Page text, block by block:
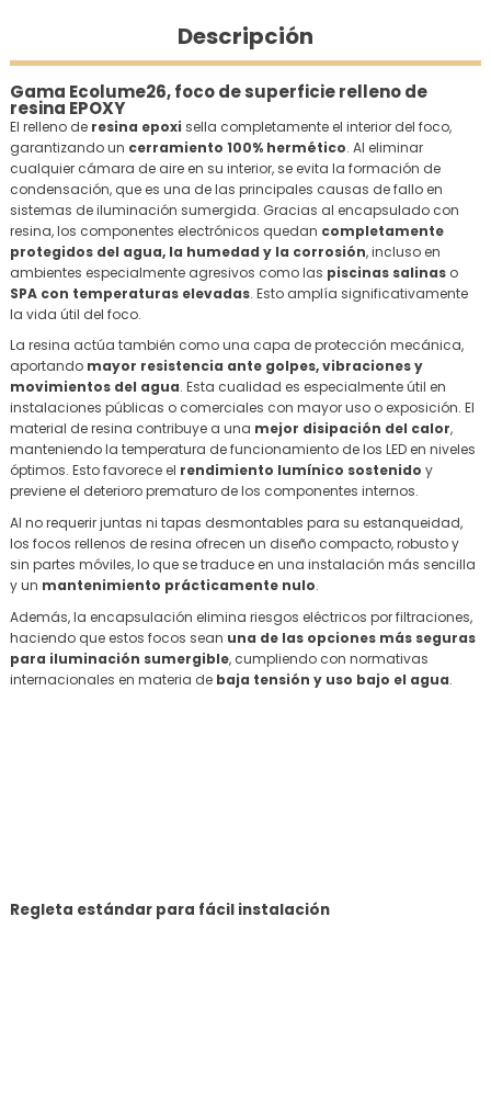
Descripción
Gama Ecolume26, foco de superficie relleno de
resina EPOXY
El relleno de resina epoxi sella completamente el interior del foco,
garantizando un cerramiento 100% hermético. Al eliminar
cualquier cámara de aire en su interior, se evita la formación de
condensación, que es una de las principales causas de fallo en
sistemas de iluminación sumergida. Gracias al encapsulado con
resina, los componentes electrónicos quedan completamente
protegidos del agua, la humedad y la corrosión, incluso en
ambientes especialmente agresivos como las piscinas salinas o
SPA con temperaturas elevadas. Esto amplía significativamente
la vida útil del foco.
La resina actúa también como una capa de protección mecánica,
aportando mayor resistencia ante golpes, vibraciones y
movimientos del agua. Esta cualidad es especialmente útil en
instalaciones públicas o comerciales con mayor uso o exposición. El
material de resina contribuye a una mejor disipación del calor,
manteniendo la temperatura de funcionamiento de los LED en niveles
óptimos. Esto favorece el rendimiento lumínico sostenido y
previene el deterioro prematuro de los componentes internos.
Al no requerir juntas ni tapas desmontables para su estanqueidad,
los focos rellenos de resina ofrecen un diseño compacto, robusto y
sin partes móviles, lo que se traduce en una instalación más sencilla
y un mantenimiento prácticamente nulo.
Además, la encapsulación elimina riesgos eléctricos por filtraciones,
haciendo que estos focos sean una de las opciones más seguras
para iluminación sumergible, cumpliendo con normativas
internacionales en materia de baja tensión y uso bajo el agua.
Regleta estándar para fácil instalación